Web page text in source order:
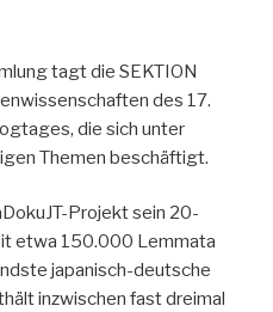
tagt die SEKTION
des 17.
die sich unter
Themen beschäftigt.
Projekt sein 20-
etwa 150.000 Lemmata
japanisch-deutsche
inzwischen fast dreimal